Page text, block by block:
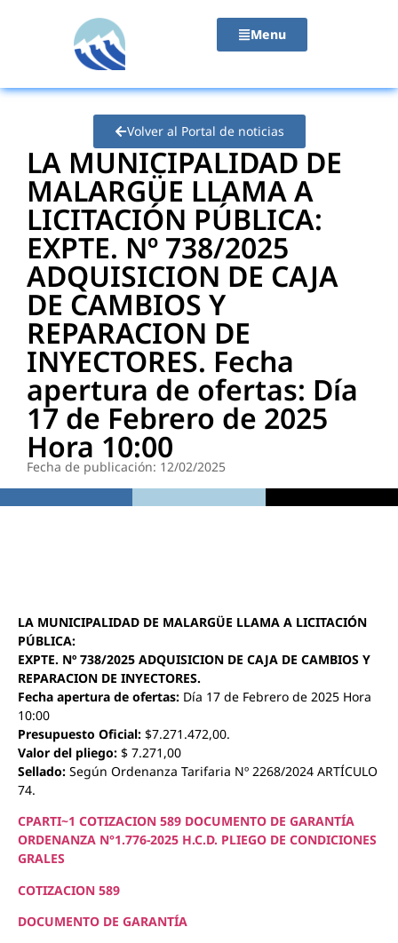
Menu
Volver al Portal de noticias
LA MUNICIPALIDAD DE
MALARGÜE LLAMA A
LICITACIÓN PÚBLICA:
EXPTE. Nº 738/2025
ADQUISICION DE CAJA
DE CAMBIOS Y
REPARACION DE
INYECTORES. Fecha
apertura de ofertas: Día
17 de Febrero de 2025
Hora 10:00
Fecha de publicación: 12/02/2025
LA MUNICIPALIDAD DE MALARGÜE LLAMA A LICITACIÓN
PÚBLICA:
EXPTE. Nº 738/2025 ADQUISICION DE CAJA DE CAMBIOS Y
REPARACION DE INYECTORES.
Fecha apertura de ofertas: Día 17 de Febrero de 2025 Hora
10:00
Presupuesto Oficial: $7.271.472,00.
Valor del pliego: $ 7.271,00
Sellado: Según Ordenanza Tarifaria Nº 2268/2024 ARTÍCULO
74.
CPARTI~1 COTIZACION 589 DOCUMENTO DE GARANTÍA
ORDENANZA N°1.776-2025 H.C.D. PLIEGO DE CONDICIONES
GRALES
COTIZACION 589
DOCUMENTO DE GARANTÍA